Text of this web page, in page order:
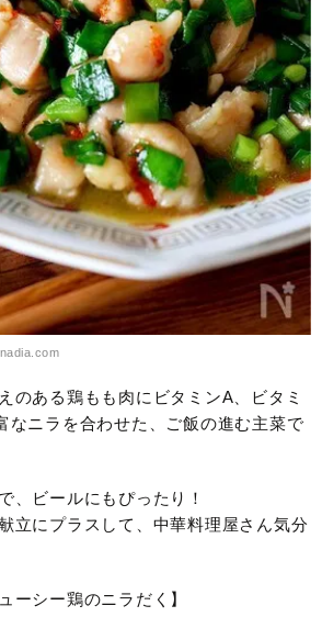
のある鶏もも肉にビタミンA、ビタミ
なニラを合わせた、ご飯の進む主菜で
、ビールにもぴったり！
立にプラスして、中華料理屋さん気分
シー鶏のニラだく】